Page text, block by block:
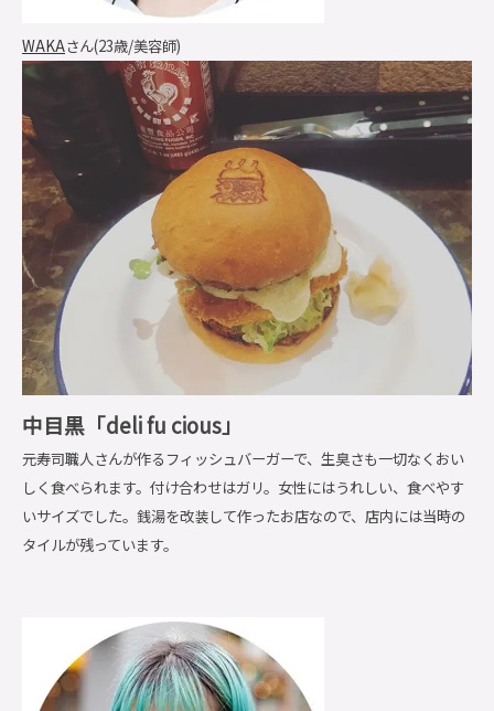
WAKAさん(23歳/美容師)
中目黒「deli fu cious」
元寿司職人さんが作るフィッシュバーガーで、生臭さも一切なくおい
しく食べられます。付け合わせはガリ。女性にはうれしい、食べやす
いサイズでした。銭湯を改装して作ったお店なので、店内には当時の
タイルが残っています。